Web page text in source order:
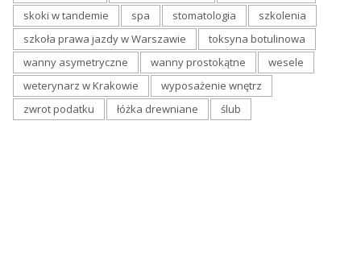
skoki w tandemie
spa stomatologia
szkolenia
szkoła prawa jazdy w Warszawie
toksyna botulinowa
wanny asymetryczne
wanny prostokątne
wesele
weterynarz w Krakowie
wyposażenie wnętrz
zwrot podatku
łóżka drewniane ślub